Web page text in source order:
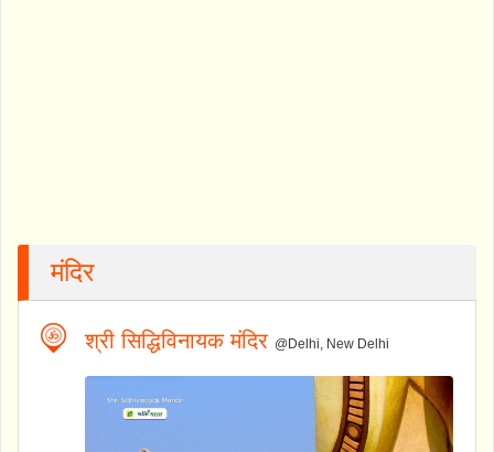
मंदिर
श्री सिद्धिविनायक मंदिर @Delhi, New Delhi